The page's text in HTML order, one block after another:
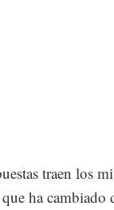
traen los
ha cambiado